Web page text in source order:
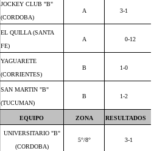
JOCKEY CLUB "B"
(CORDOBA)
A 3-1
EL QUILLA (SANTA
FE)
A 0-12
YAGUARETE
(CORRIENTES)
B 1-0
SAN MARTIN "B"
(TUCUMAN)
B 1-2
EQUIPO ZONA RESULTADOS
UNIVERSITARIO "B"
(CORDOBA)
5°/8° 3-1